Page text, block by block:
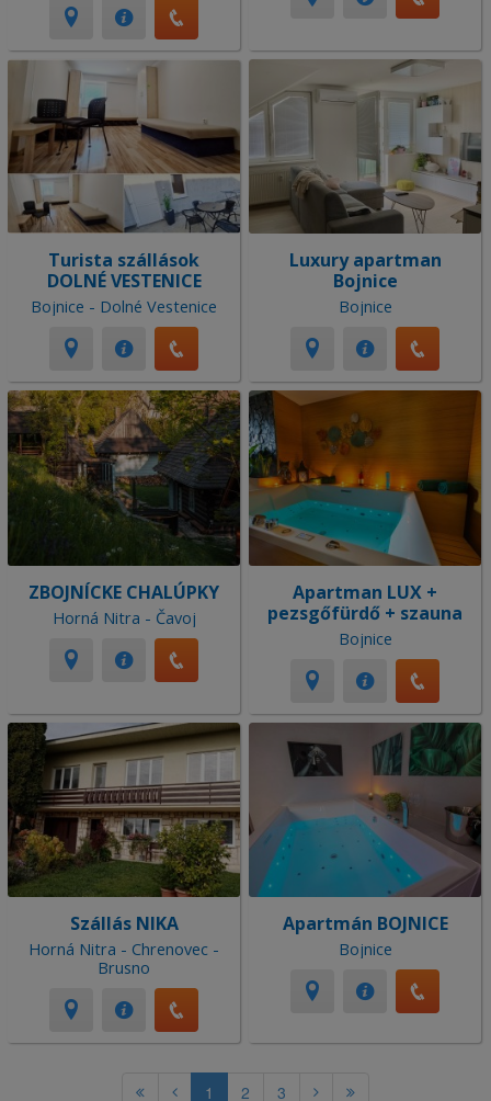
Turista szállások
DOLNÉ VESTENICE
Bojnice - Dolné Vestenice
Luxury apartman
Bojnice
Bojnice
ZBOJNÍCKE CHALÚPKY
Horná Nitra - Čavoj
Apartman LUX +
pezsgőfürdő + szauna
Bojnice
Szállás NIKA
Horná Nitra - Chrenovec -
Brusno
Apartmán BOJNICE
Bojnice
1 2 3